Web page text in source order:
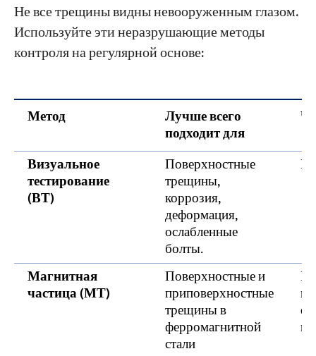
Не все трещины видны невооруженным глазом.
Используйте эти неразрушающие методы
контроля на регулярной основе:
Метод Лучше всего
подходит для
Визуальное
тестирование
(ВТ)
Поверхностные
трещины,
коррозия,
деформация,
ослабленные
болты.
Магнитная
частица (МТ)
Поверхностные и
приповерхностные
трещины в
ферромагнитной
стали